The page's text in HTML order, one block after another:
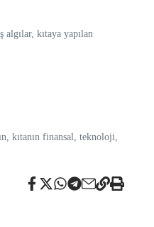
kıtaya yapılan
kıtanın finansal, teknoloji,